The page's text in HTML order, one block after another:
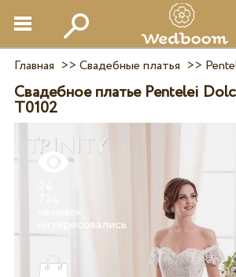
Главная >> Свадебные платья >>
Свадебное платье Pentelei
T0102
человек